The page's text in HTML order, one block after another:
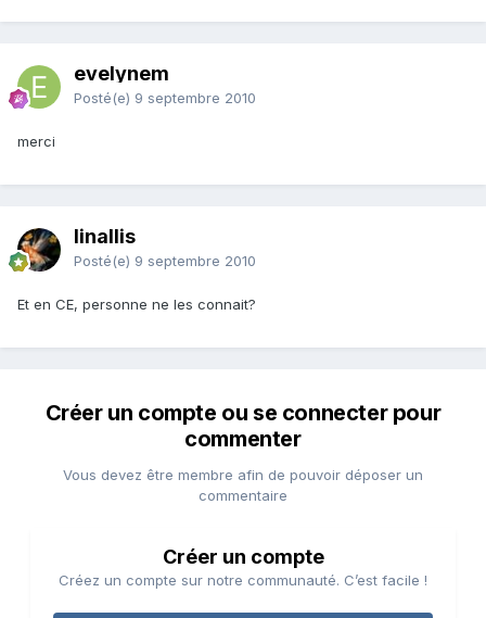
evelynem
Posté(e) 9 septembre 2010
merci
linallis
Posté(e) 9 septembre 2010
Et en CE, personne ne les connait?
Créer un compte ou se connecter pour
commenter
Vous devez être membre afin de pouvoir déposer un
commentaire
Créer un compte
Créez un compte sur notre communauté. C’est facile !